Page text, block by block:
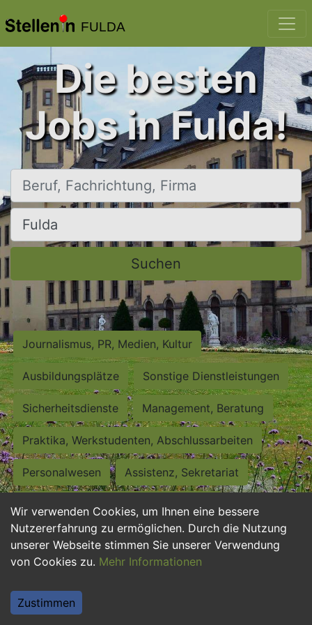
FULDA
Wir verwenden Cookies, um Ihnen eine bessere
Nutzererfahrung zu ermöglichen. Durch die Nutzung
unserer Webseite stimmen Sie unserer Verwendung
von Cookies zu. Mehr Informationen
Zustimmen
Die besten
Jobs in Fulda!
Beruf, Fachrichtung, Firma
Ort, Stadt
Suchen
Journalismus, PR, Medien, Kultur
Ausbildungsplätze Sonstige Dienstleistungen
Sicherheitsdienste Management, Beratung
Praktika, Werkstudenten, Abschlussarbeiten
Personalwesen Assistenz, Sekretariat
Hilfskräfte, Aushilfs- und Nebenjobs
Einkauf, Logistik, Materialwirtschaft
Weiterbildung, Studium, duale Ausbildung
Tourismus